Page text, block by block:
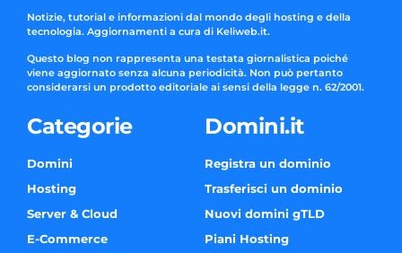
Notizie, tutorial e informazioni dal mondo degli hosting e della
tecnologia. Aggiornamenti a cura di Keliweb.it.
Questo blog non rappresenta una testata giornalistica poiché
viene aggiornato senza alcuna periodicità. Non può pertanto
considerarsi un prodotto editoriale ai sensi della legge n. 62/2001.
Categorie
Domini
Hosting
Server & Cloud
E-Commerce
Domini.it
Registra un dominio
Trasferisci un dominio
Nuovi domini gTLD
Piani Hosting